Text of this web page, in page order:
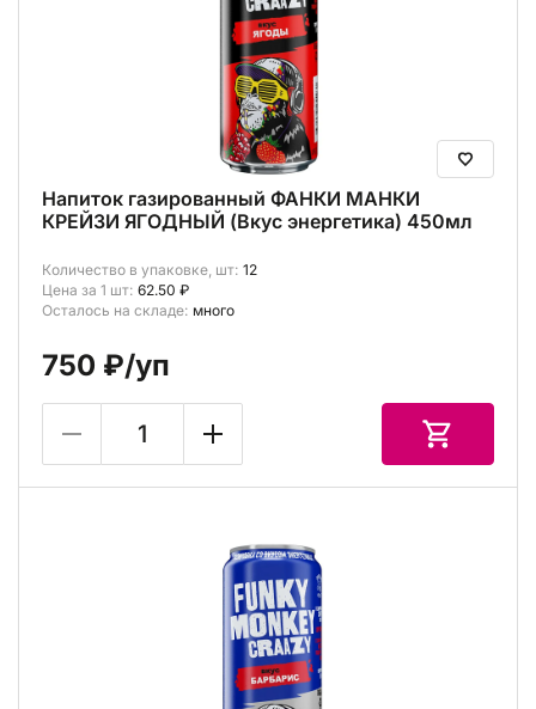
Напиток газированный ФАНКИ МАНКИ
КРЕЙЗИ ЯГОДНЫЙ (Вкус энергетика) 450мл
Количество в упаковке, шт: 12
Цена за 1 шт: 62.50 ₽
Осталось на складе: много
750 ₽/уп